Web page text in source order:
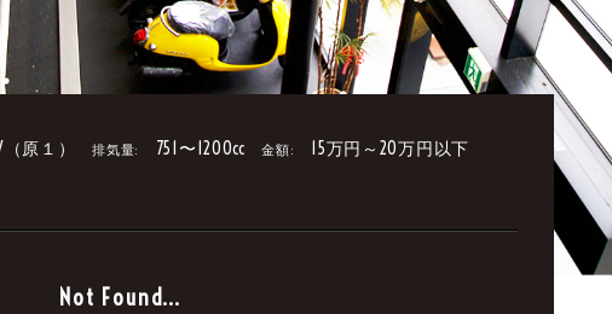
（原１） 排気量: 751〜1200cc 金額: 15万円～20万円以下
Not Found...